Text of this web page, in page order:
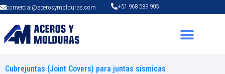
comercial@acerosymolduras.com +51 968 589 905
Cubrejuntas (Joint Covers) para juntas sísmicas